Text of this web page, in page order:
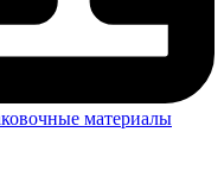
материалы